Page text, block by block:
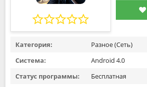
Категория:
Разное (Сеть)
Система:
Android 4.0
Статус программы:
Бесплатная